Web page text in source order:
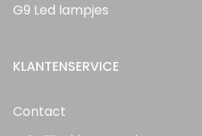
G9 Led lampjes
KLANTENSERVICE
Contact